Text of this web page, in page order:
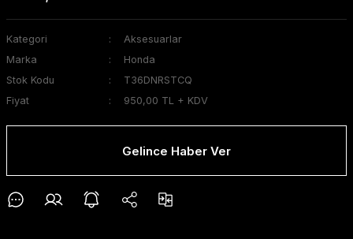
Kategori
Aksesuarlar
Marka
Honda
Stok Kodu
T36DNRSTCQ
Fiyat
950,00 TL + KDV
Gelince Haber Ver